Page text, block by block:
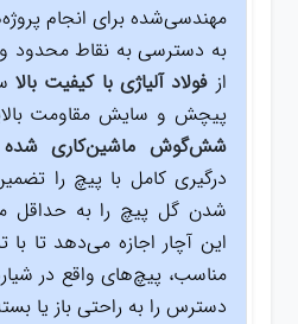
مهندسی‌شده برای انجام
به دسترسی به نقاط محدود و
از فولاد آلیاژی با کیفیت بالا
پیچش و سایش مقاومت
شش‌گوش ماشین‌کاری شده
درگیری کامل با پیچ را
شدن گل پیچ را به حداقل
این آچار اجازه می‌دهد تا
مناسب، پیچ‌های واقع در
دسترس را به راحتی باز یا